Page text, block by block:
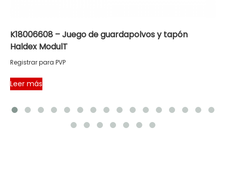
K18006608 – Juego de guardapolvos y tapón
Haldex ModulT
Registrar para PVP
Leer más